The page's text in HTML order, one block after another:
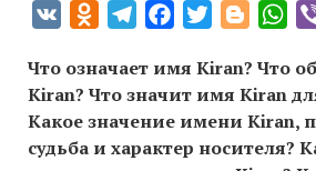
VK Odnoklassniki
TelegramFacebookTwitterBlogger
Что означает имя Kiran? Что
Kiran? Что значит имя Kiran
Какое значение имени Kiran,
судьба и характер носителя?